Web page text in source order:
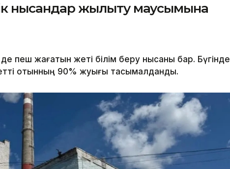
нысандар жылыту маусымына
де пеш жағатын жеті білім беру нысаны бар. Бүгінде
отынның 90% жуығы тасымалданды.